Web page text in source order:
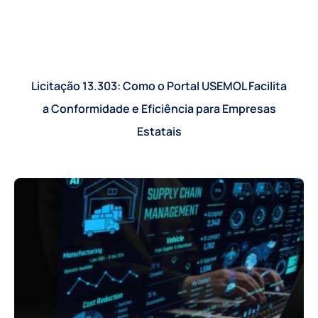
Licitação 13.303: Como o Portal USEMOL Facilita
a Conformidade e Eficiência para Empresas
Estatais